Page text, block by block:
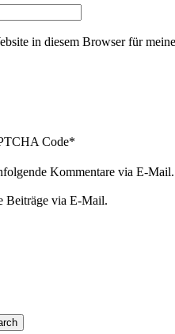
in diesem Browser für
Code*
Kommentare via E-Mail.
Beiträge via E-Mail.